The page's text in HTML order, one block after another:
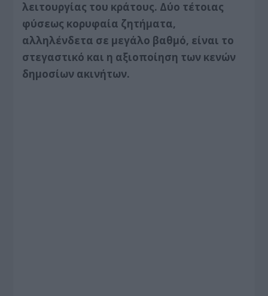
λειτουργίας του κράτους. Δύο τέτοιας
φύσεως κορυφαία ζητήματα,
αλληλένδετα σε μεγάλο βαθμό, είναι το
στεγαστικό και η αξιοποίηση των κενών
δημοσίων ακινήτων.